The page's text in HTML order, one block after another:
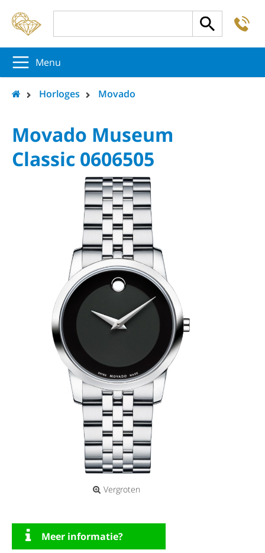
Menu
Horloges Movado
Movado Museum
Classic 0606505
Vergroten
Meer informatie?